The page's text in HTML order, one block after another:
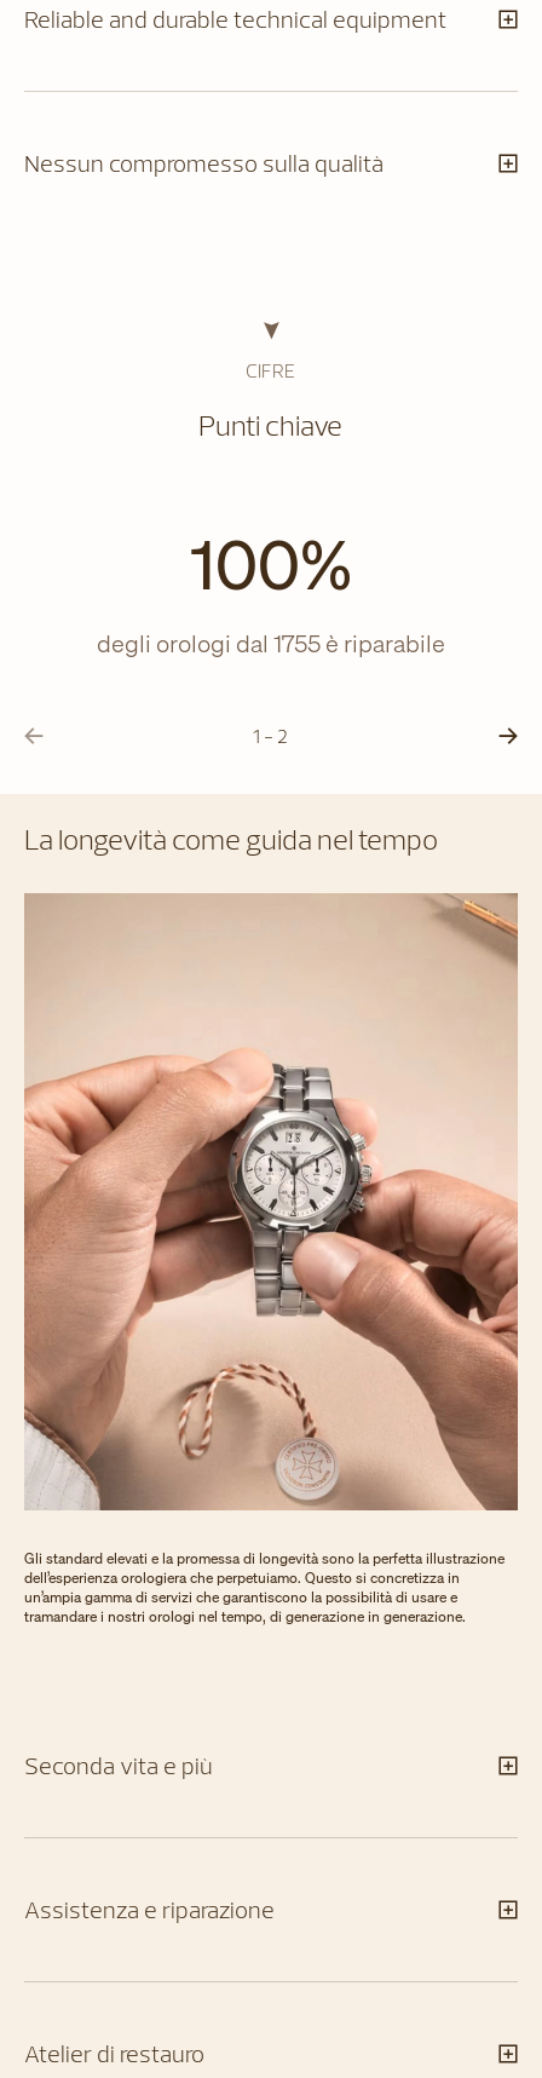
Reliable and durable technical equipment
Nessun compromesso sulla qualità
CIFRE
Punti chiave
100%
degli orologi dal 1755 è riparabile
1 - 2
La longevità come guida nel tempo
Gli standard elevati e la promessa di longevità sono la perfetta illustrazione
dell’esperienza orologiera che perpetuiamo. Questo si concretizza in
un’ampia gamma di servizi che garantiscono la possibilità di usare e
tramandare i nostri orologi nel tempo, di generazione in generazione.
Seconda vita e più
Assistenza e riparazione
Atelier di restauro